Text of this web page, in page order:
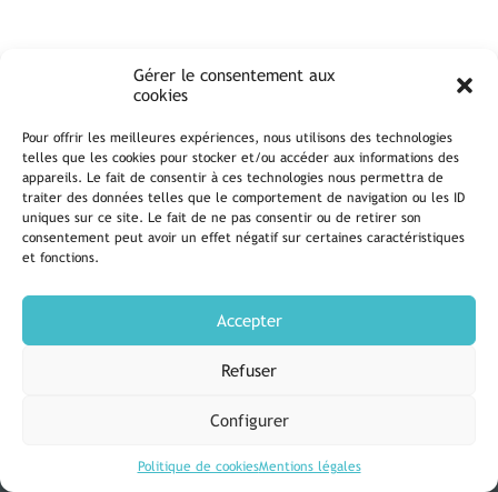
Gérer le consentement aux
cookies
Pour offrir les meilleures expériences, nous utilisons des technologies
telles que les cookies pour stocker et/ou accéder aux informations des
appareils. Le fait de consentir à ces technologies nous permettra de
traiter des données telles que le comportement de navigation ou les ID
uniques sur ce site. Le fait de ne pas consentir ou de retirer son
consentement peut avoir un effet négatif sur certaines caractéristiques
et fonctions.
Accepter
Refuser
Configurer
Politique de cookiesMentions légales